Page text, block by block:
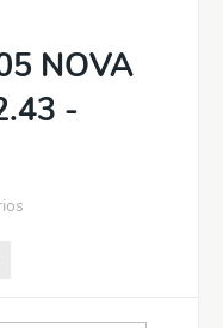
NOVA
-